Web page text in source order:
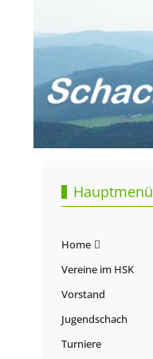
Hauptmenü
Home
Vereine im HSK
Vorstand
Jugendschach
Turniere